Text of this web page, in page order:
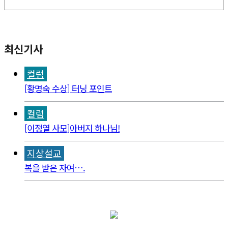
최신기사
컬럼
[황명숙 수상] 터닝 포인트
컬럼
[이정열 사모]아버지 하나님!
지상설교
복을 받은 자여….